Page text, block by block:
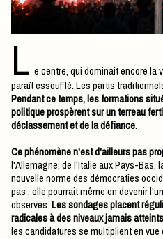
L e centre, qui dominait encore la
paraît essoufflé. Les partis
Pendant ce temps, les formations
politique prospèrent sur un terreau
déclassement et de la défiance.
Ce phénomène n'est d'ailleurs pas
l'Allemagne, de l'Italie aux Pays-Bas,
nouvelle norme des démocraties
pas ; elle pourrait même en devenir
observés.Les sondages placent
radicales à des niveaux jamais
les candidatures se multiplient en vue